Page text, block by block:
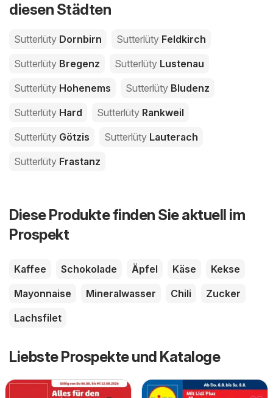
diesen Städten
Sutterlüty Dornbirn Sutterlüty Feldkirch
Sutterlüty Bregenz Sutterlüty Lustenau
Sutterlüty Hohenems Sutterlüty Bludenz
Sutterlüty Hard Sutterlüty Rankweil
Sutterlüty Götzis Sutterlüty Lauterach
Sutterlüty Frastanz
Diese Produkte finden Sie aktuell im
Prospekt
Kaffee Schokolade Äpfel Käse
Kekse
Mayonnaise
Mineralwasser Chili
Zucker
Lachsfilet
Liebste Prospekte und Kataloge